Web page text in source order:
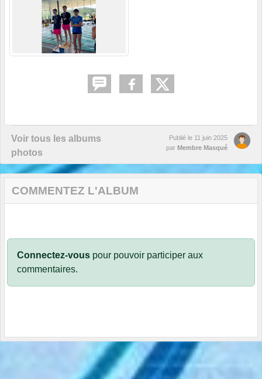
Voir tous les albums
photos
Publié le 11 juin 2025
par Membre Masqué
COMMENTEZ L'ALBUM
Connectez-vous pour pouvoir participer aux
commentaires.